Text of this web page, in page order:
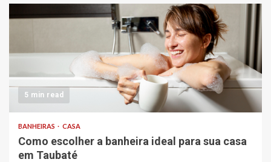
5 min read
BANHEIRAS CASA
Como escolher a banheira ideal para sua casa
em Taubaté